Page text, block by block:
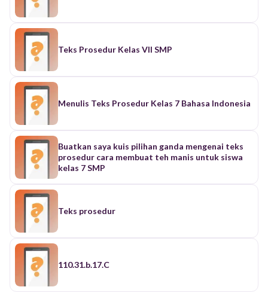
Teks Prosedur Kelas VII SMP
Menulis Teks Prosedur Kelas 7 Bahasa Indonesia
Buatkan saya kuis pilihan ganda mengenai teks
prosedur cara membuat teh manis untuk siswa
kelas 7 SMP
Teks prosedur
110.31.b.17.C